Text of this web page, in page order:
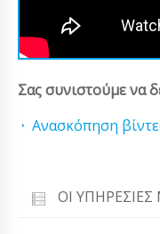
Σας συνιστούμε να
Ανασκόπηση
ΟΙ